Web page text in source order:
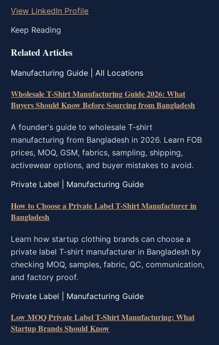
View LinkedIn Profile
Keep Reading
Related Articles
Manufacturing Guide | All Locations
Wholesale T-Shirt Manufacturing Guide 2026: What
Buyers Should Know Before Sourcing from Bangladesh
A founder's guide to wholesale T-shirt
manufacturing from Bangladesh in 2026. Learn FOB
prices, MOQ, GSM, fabrics, sampling, shipping,
activewear options, and buyer mistakes to avoid.
Private Label | Manufacturing Guide
How to Choose a Private Label T-Shirt Manufacturer in
Bangladesh
Learn how startup clothing brands can choose a
private label T-shirt manufacturer in Bangladesh by
checking MOQ, samples, fabric, QC, communication,
and factory proof.
Private Label | Manufacturing Guide
Low MOQ Private Label T-Shirt Manufacturing: What
Startup Brands Should Know